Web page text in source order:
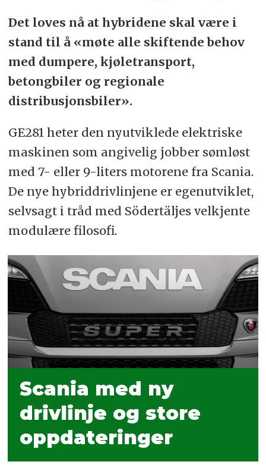
Det loves nå at hybridene skal være i
stand til å «møte alle skiftende behov
med dumpere, kjøletransport,
betongbiler og regionale
distribusjonsbiler».
GE281 heter den nyutviklede elektriske
maskinen som angivelig jobber sømløst
med 7- eller 9-liters motorene fra Scania.
De nye hybriddrivlinjene er egenutviklet,
selvsagt i tråd med Södertäljes velkjente
modulære filosofi.
Scania med ny
drivlinje og store
oppdateringer